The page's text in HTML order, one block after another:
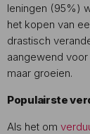
leningen (95%)
het kopen van
drastisch
aangewend
maar groeien.
Populairste
Als het om